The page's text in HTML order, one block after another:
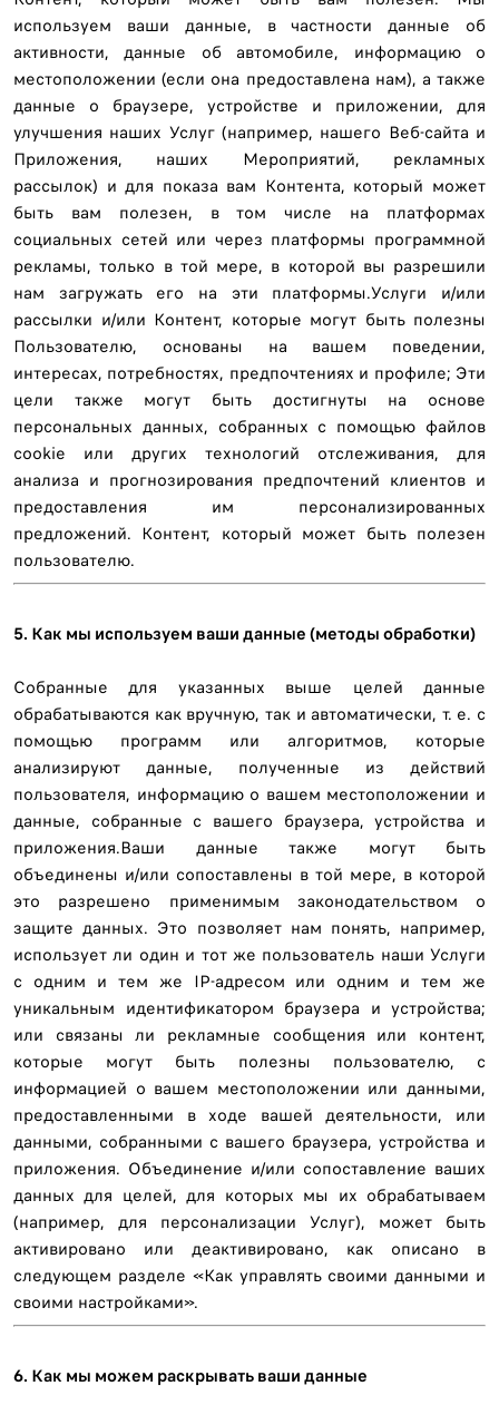
используем ваши данные, в частности данные об
активности, данные об автомобиле, информацию о
местоположении (если она предоставлена ​​нам), а также
данные о браузере, устройстве и приложении, для
улучшения наших Услуг (например, нашего Веб-сайта и
Приложения, наших Мероприятий, рекламных
рассылок) и для показа вам Контента, который может
быть вам полезен, в том числе на платформах
социальных сетей или через платформы программной
рекламы, только в той мере, в которой вы разрешили
нам загружать его на эти платформы.Услуги и/или
рассылки и/или Контент, которые могут быть полезны
Пользователю, основаны на вашем поведении,
интересах, потребностях, предпочтениях и профиле; Эти
цели также могут быть достигнуты на основе
персональных данных, собранных с помощью файлов
cookie или других технологий отслеживания, для
анализа и прогнозирования предпочтений клиентов и
предоставления им персонализированных
предложений. Контент, который может быть полезен
пользователю.
5. Как мы используем ваши данные (методы обработки)
Собранные для указанных выше целей данные
обрабатываются как вручную, так и автоматически, т. е. с
помощью программ или алгоритмов, которые
анализируют данные, полученные из действий
пользователя, информацию о вашем местоположении и
данные, собранные с вашего браузера, устройства и
приложения.Ваши данные также могут быть
объединены и/или сопоставлены в той мере, в которой
это разрешено применимым законодательством о
защите данных. Это позволяет нам понять, например,
использует ли один и тот же пользователь наши Услуги
с одним и тем же IP-адресом или одним и тем же
уникальным идентификатором браузера и устройства;
или связаны ли рекламные сообщения или контент,
которые могут быть полезны пользователю, с
информацией о вашем местоположении или данными,
предоставленными в ходе вашей деятельности, или
данными, собранными с вашего браузера, устройства и
приложения. Объединение и/или сопоставление ваших
данных для целей, для которых мы их обрабатываем
(например, для персонализации Услуг), может быть
активировано или деактивировано, как описано в
следующем разделе «Как управлять своими данными и
своими настройками».
6. Как мы можем раскрывать ваши данные